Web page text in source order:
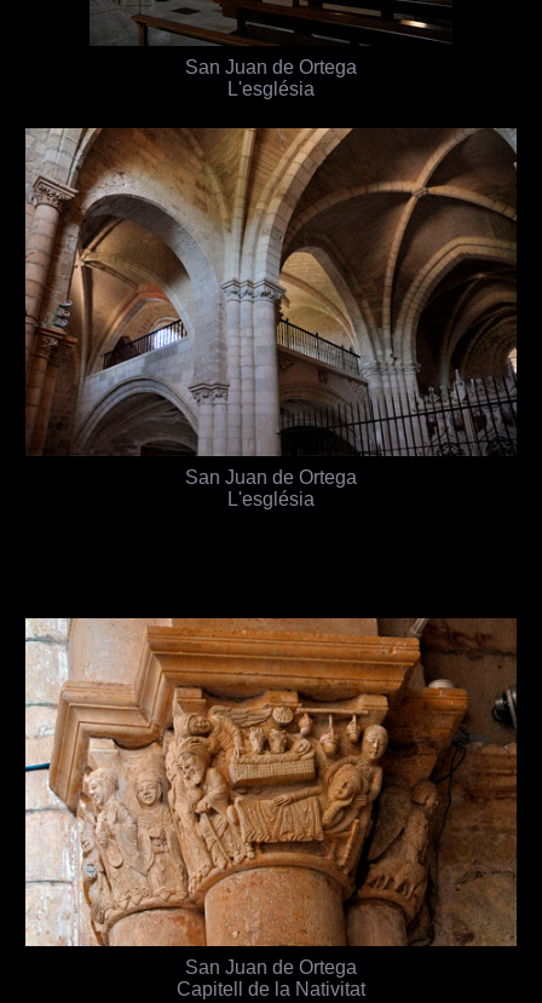
San Juan de Ortega
L'església
San Juan de Ortega
L'església
San Juan de Ortega
Capitell de la Nativitat